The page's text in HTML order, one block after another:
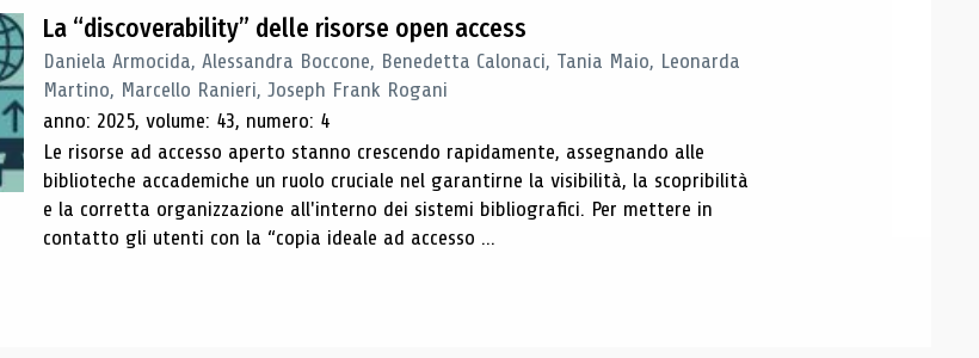
La “discoverability” delle risorse open access
Daniela Armocida, Alessandra Boccone, Benedetta Calonaci, Tania Maio, Leonarda
Martino, Marcello Ranieri, Joseph Frank Rogani
anno: 2025, volume: 43, numero: 4
Le risorse ad accesso aperto stanno crescendo rapidamente, assegnando alle
biblioteche accademiche un ruolo cruciale nel garantirne la visibilità, la scopribilità
e la corretta organizzazione all'interno dei sistemi bibliografici. Per mettere in
contatto gli utenti con la “copia ideale ad accesso ...